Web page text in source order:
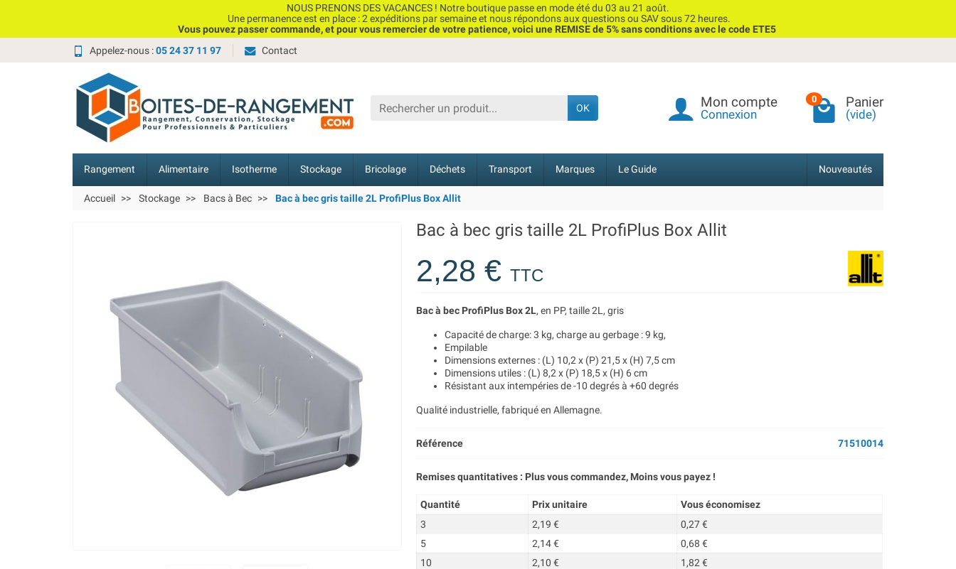
NOUS PRENONS DES VACANCES ! Notre boutique passe en mode été du 03 au 21 août.
Une permanence est en place : 2 expéditions par semaine et nous répondons aux questions ou SAV sous 72 heures.
Vous pouvez passer commande, et pour vous remercier de votre patience, voici une REMISE de 5% sans conditions avec le code ETE5
Appelez-nous :05 24 37 11 97 Contact
OK Mon compte
Connexion
0 Panier
(vide)
Rangement Alimentaire Isotherme Stockage Bricolage Déchets Transport Marques Le Guide Nouveautés
Accueil Stockage Bacs à Bec Bac à bec gris taille 2L ProfiPlus Box Allit
Bac à bec gris taille 2L ProfiPlus Box Allit
2,28 €TTC
Bac à bec ProfiPlus Box 2L, en PP, taille 2L, gris
Capacité de charge: 3 kg, charge au gerbage : 9 kg,
Empilable
Dimensions externes : (L) 10,2 x (P) 21,5 x (H) 7,5 cm
Dimensions utiles : (L) 8,2 x (P) 18,5 x (H) 6 cm
Résistant aux intempéries de -10 degrés à +60 degrés
Qualité industrielle, fabriqué en Allemagne.
Référence 71510014
Remises quantitatives : Plus vous commandez, Moins vous payez !
Quantité Prix unitaire
Vous économisez
3
2,19 €
0,27 €
5
2,14 €
0,68 €
10
2,10 €
1,82 €